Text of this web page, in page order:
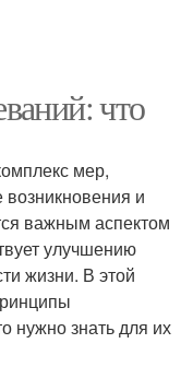
что
мер,
и
важным аспектом
улучшению
жизни. В этой
нужно знать для их